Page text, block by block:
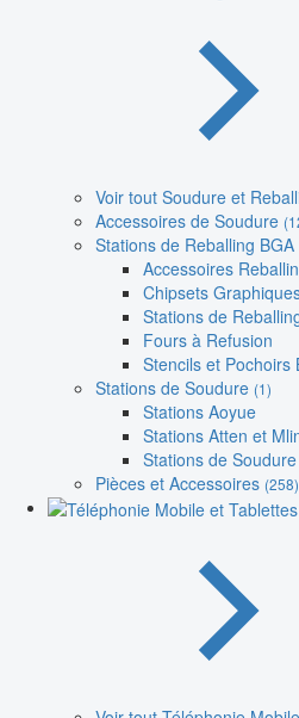
Voir tout Soudure et
Accessoires de Soudure
Stations de Reballing BGA
Accessoires
Chipsets
Stations de
Fours à Refusion
Stencils et Pochoirs
Stations de Soudure (1)
Stations Aoyue
Stations Atten et
Stations de
Pièces et Accessoires (258)